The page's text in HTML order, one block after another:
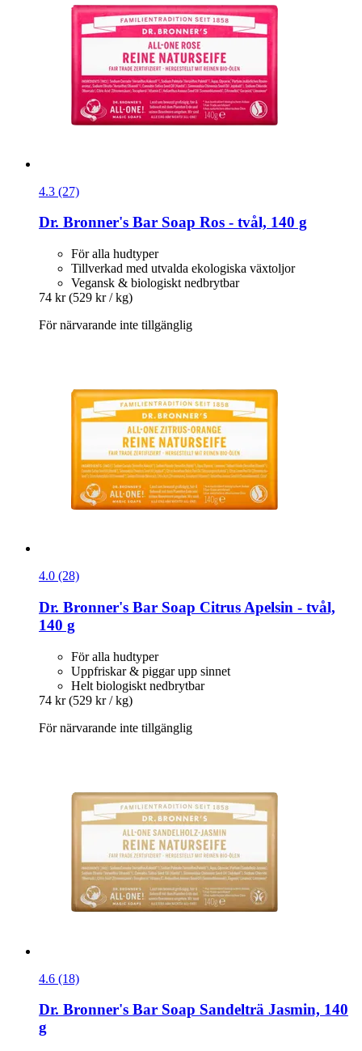
4.3 (27)
Dr. Bronner's Bar Soap Ros -​ tvål, 140 g
För alla hudtyper
Tillverkad med utvalda ekologiska växtoljor
Vegansk & biologiskt nedbrytbar
74 kr (529 kr / kg)
För närvarande inte tillgänglig
4.0 (28)
Dr. Bronner's Bar Soap Citrus Apelsin -​ tvål,
140 g
För alla hudtyper
Uppfriskar & piggar upp sinnet
Helt biologiskt nedbrytbar
74 kr (529 kr / kg)
För närvarande inte tillgänglig
4.6 (18)
Dr. Bronner's Bar Soap Sandelträ Jasmin, 140
g